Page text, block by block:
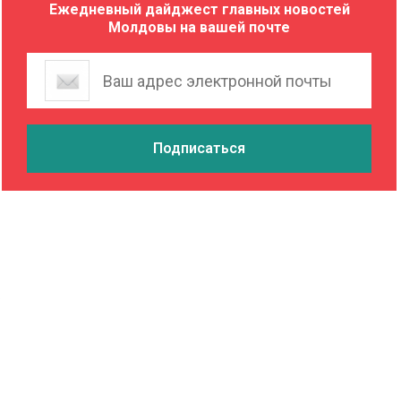
Ежедневный дайджест главных новостей
Молдовы на вашей почте